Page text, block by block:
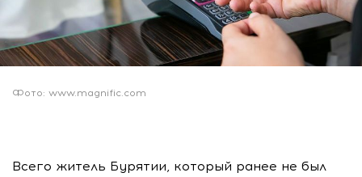
Фото: www.magnific.com
Всего житель Бурятии, который ранее не был